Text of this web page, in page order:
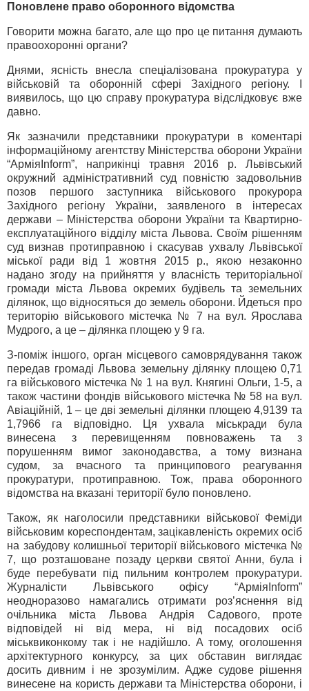
Поновлене право оборонного відомства
Говорити можна багато, але що про це питання думають
правоохоронні органи?
Днями, ясність внесла спеціалізована прокуратура у
військовій та оборонній сфері Західного регіону. І
виявилось, що цю справу прокуратура відслідковує вже
давно.
Як зазначили представники прокуратури в коментарі
інформаційному агентству Міністерства оборони України
“АрміяInform”, наприкінці травня 2016 р. Львівський
окружний адміністративний суд повністю задовольнив
позов першого заступника військового прокурора
Західного регіону України, заявленого в інтересах
держави – Міністерства оборони України та Квартирно-
експлуатаційного відділу міста Львова. Своїм рішенням
суд визнав протиправною і скасував ухвалу Львівської
міської ради від 1 жовтня 2015 р., якою незаконно
надано згоду на прийняття у власність територіальної
громади міста Львова окремих будівель та земельних
ділянок, що відносяться до земель оборони. Йдеться про
територію військового містечка № 7 на вул. Ярослава
Мудрого, а це – ділянка площею у 9 га.
З-поміж іншого, орган місцевого самоврядування також
передав громаді Львова земельну ділянку площею 0,71
га військового містечка № 1 на вул. Княгині Ольги, 1-5, а
також частини фондів військового містечка № 58 на вул.
Авіаційній, 1 – це дві земельні ділянки площею 4,9139 та
1,7966 га відповідно. Ця ухвала міськради була
винесена з перевищенням повноважень та з
порушенням вимог законодавства, а тому визнана
судом, за вчасного та принципового реагування
прокуратури, протиправною. Тож, права оборонного
відомства на вказані території було поновлено.
Також, як наголосили представники військової Феміди
військовим кореспондентам, зацікавленість окремих осіб
на забудову колишньої території військового містечка №
7, що розташоване позаду церкви святої Анни, була і
буде перебувати під пильним контролем прокуратури.
Журналісти Львівського офісу “АрміяInform”
неодноразово намагались отримати роз’яснення від
очільника міста Львова Андрія Садового, проте
відповідей ні від мера, ні від посадових осіб
міськвиконкому так і не надійшло. А тому, оголошення
архітектурного конкурсу, за цих обставин виглядає
досить дивним і не зрозумілим. Адже судове рішення
винесене на користь держави та Міністерства оборони, і